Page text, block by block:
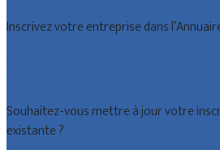
Inscrivez votre entreprise dans
Souhaitez-vous mettre à jour votre
existante ?